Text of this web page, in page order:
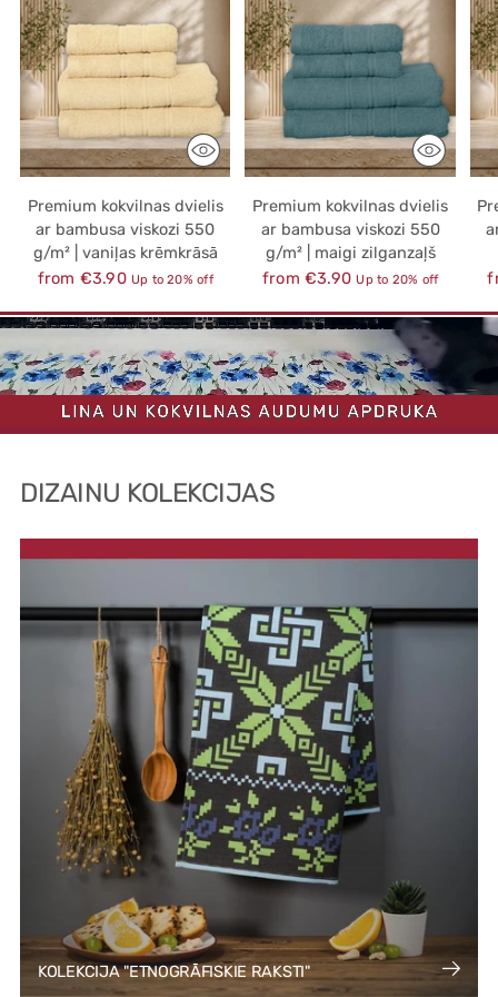
Premium kokvilnas dvielis
ar bambusa viskozi 550
g/m² | vaniļas krēmkrāsā
Regular
from €3.90 Up to 20% off
Premium kokvilnas dvielis
ar bambusa viskozi 550
g/m² | maigi zilganzaļš
Regular
from €3.90 Up to 20% off
DIZAINU KOLEKCIJAS
KOLEKCIJA "ETNOGRĀFISKIE RAKSTI"